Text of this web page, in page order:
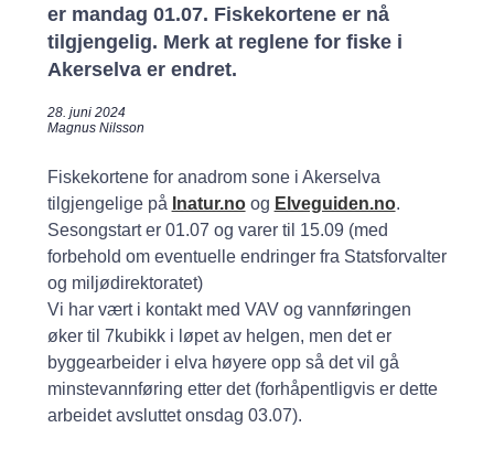
er mandag 01.07. Fiskekortene er nå
tilgjengelig. Merk at reglene for fiske i
Akerselva er endret.
28. juni 2024
Magnus Nilsson
Fiskekortene for anadrom sone i Akerselva
tilgjengelige på Inatur.noog Elveguiden.no.
Sesongstart er 01.07 og varer til 15.09 (med
forbehold om eventuelle endringer fra Statsforvalter
og miljødirektoratet)
Vi har vært i kontakt med VAV og vannføringen
øker til 7kubikk i løpet av helgen, men det er
byggearbeider i elva høyere opp så det vil gå
minstevannføring etter det (forhåpentligvis er dette
arbeidet avsluttet onsdag 03.07).